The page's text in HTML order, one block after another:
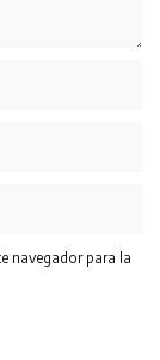
navegador para la